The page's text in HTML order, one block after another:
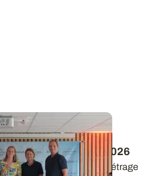
agricole : les
pour l’édition 2026
au festival du court-métrage